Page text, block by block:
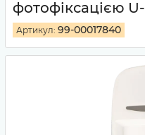
фотофіксацією
Артикул: 99-00017840